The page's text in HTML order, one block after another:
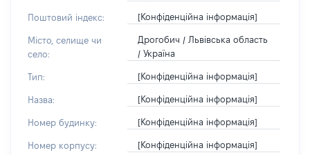
Поштовий індекс: [Конфіденційна інформація]
Місто, селище чи
село:
Дрогобич / Львівська область
/ Україна
Тип: [Конфіденційна інформація]
Назва: [Конфіденційна інформація]
Номер будинку: [Конфіденційна інформація]
Номер корпусу: [Конфіденційна інформація]